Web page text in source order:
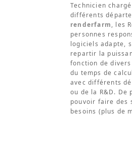
Technicien
différents
renderfarm, les
personnes
logiciels adapte,
repartir la
fonction de
du temps de
avec différents
ou de la R&D.
pouvoir faire des
besoins (plus de